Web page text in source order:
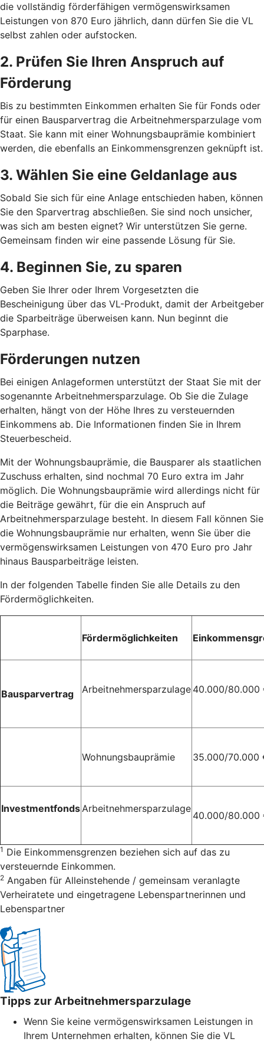
die vollständig förderfähigen vermögenswirksamen
Leistungen von 870 Euro jährlich, dann dürfen Sie die VL
selbst zahlen oder aufstocken.
2. Prüfen Sie Ihren Anspruch auf
Förderung
Bis zu bestimmten Einkommen erhalten Sie für Fonds oder
für einen Bausparvertrag die Arbeitnehmersparzulage vom
Staat. Sie kann mit einer Wohnungsbauprämie kombiniert
werden, die ebenfalls an Einkommensgrenzen geknüpft ist.
3. Wählen Sie eine Geldanlage aus
Sobald Sie sich für eine Anlage entschieden haben, können
Sie den Sparvertrag abschließen. Sie sind noch unsicher,
was sich am besten eignet? Wir unterstützen Sie gerne.
Gemeinsam finden wir eine passende Lösung für Sie.
4. Beginnen Sie, zu sparen
Geben Sie Ihrer oder Ihrem Vorgesetzten die
Bescheinigung über das VL-Produkt, damit der Arbeitgeber
die Sparbeiträge überweisen kann. Nun beginnt die
Sparphase.
Förderungen nutzen
Bei einigen Anlageformen unterstützt der Staat Sie mit der
sogenannte Arbeitnehmersparzulage. Ob Sie die Zulage
erhalten, hängt von der Höhe Ihres zu versteuernden
Einkommens ab. Die Informationen finden Sie in Ihrem
Steuerbescheid.
Mit der Wohnungsbauprämie, die Bausparer als staatlichen
Zuschuss erhalten, sind nochmal 70 Euro extra im Jahr
möglich. Die Wohnungsbauprämie wird allerdings nicht für
die Beiträge gewährt, für die ein Anspruch auf
Arbeitnehmersparzulage besteht. In diesem Fall können Sie
die Wohnungsbauprämie nur erhalten, wenn Sie über die
vermögenswirksamen Leistungen von 470 Euro pro Jahr
hinaus Bausparbeiträge leisten.
In der folgenden Tabelle finden Sie alle Details zu den
Fördermöglichkeiten.
Fördermöglichkeiten
Bausparvertrag Arbeitnehmersparzulage 40.000/80.000
Wohnungsbauprämie 35.000/70.000
Investmentfonds Arbeitnehmersparzulage
40.000/80.000
1 Die Einkommensgrenzen beziehen sich auf das zu
versteuernde Einkommen.
2 Angaben für Alleinstehende / gemeinsam veranlagte
Verheiratete und eingetragene Lebenspartnerinnen und
Lebenspartner
Tipps zur Arbeitnehmersparzulage
Wenn Sie keine vermögenswirksamen Leistungen in
Ihrem Unternehmen erhalten, können Sie die VL